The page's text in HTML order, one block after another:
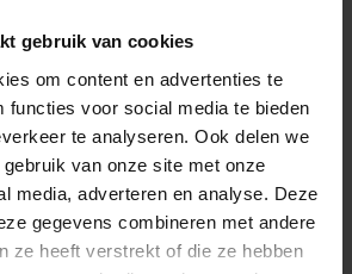
gebruik van cookies
om content en advertenties te
functies voor social media te bieden
te analyseren. Ook delen we
van onze site met onze
media, adverteren en analyse. Deze
gegevens combineren met andere
ze heeft verstrekt of die ze hebben